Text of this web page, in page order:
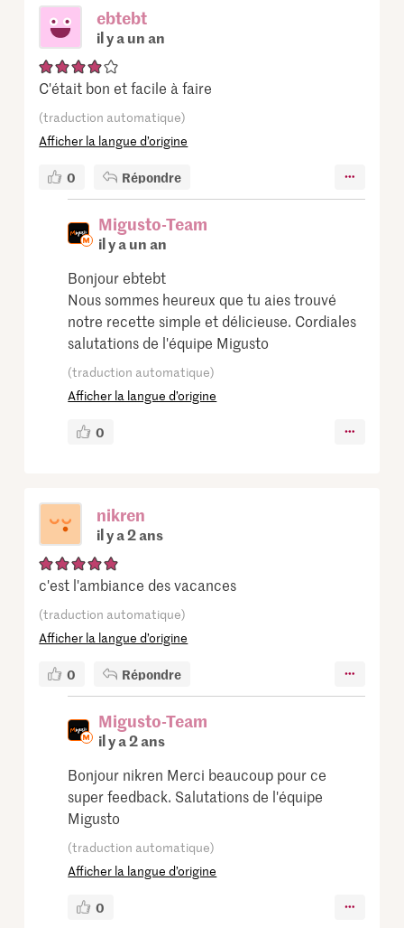
ebtebt
il y a un an
C'était bon et facile à faire
(traduction automatique)
Afficher la langue d’origine
0 Répondre
Migusto-Team
il y a un an
Bonjour ebtebt
Nous sommes heureux que tu aies trouvé
notre recette simple et délicieuse. Cordiales
salutations de l'équipe Migusto
(traduction automatique)
Afficher la langue d’origine
0
nikren
il y a 2 ans
c'est l'ambiance des vacances
(traduction automatique)
Afficher la langue d’origine
0 Répondre
Migusto-Team
il y a 2 ans
Bonjour nikren Merci beaucoup pour ce
super feedback. Salutations de l'équipe
Migusto
(traduction automatique)
Afficher la langue d’origine
0